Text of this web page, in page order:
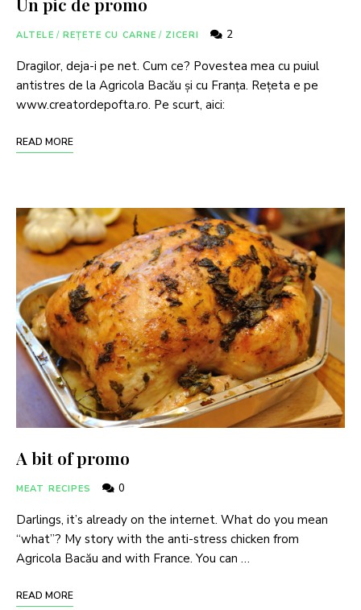
ALTELE / REȚETE CU CARNE / ZICERI 2
Dragilor, deja-i pe net. Cum ce? Povestea mea cu puiul
antistres de la Agricola Bacău și cu Franța. Rețeta e pe
www.creatordepofta.ro. Pe scurt, aici:
READ MORE
A bit of promo
MEAT RECIPES 0
Darlings, it’s already on the internet. What do you mean
“what”? My story with the anti-stress chicken from
Agricola Bacău and with France. You can …
READ MORE